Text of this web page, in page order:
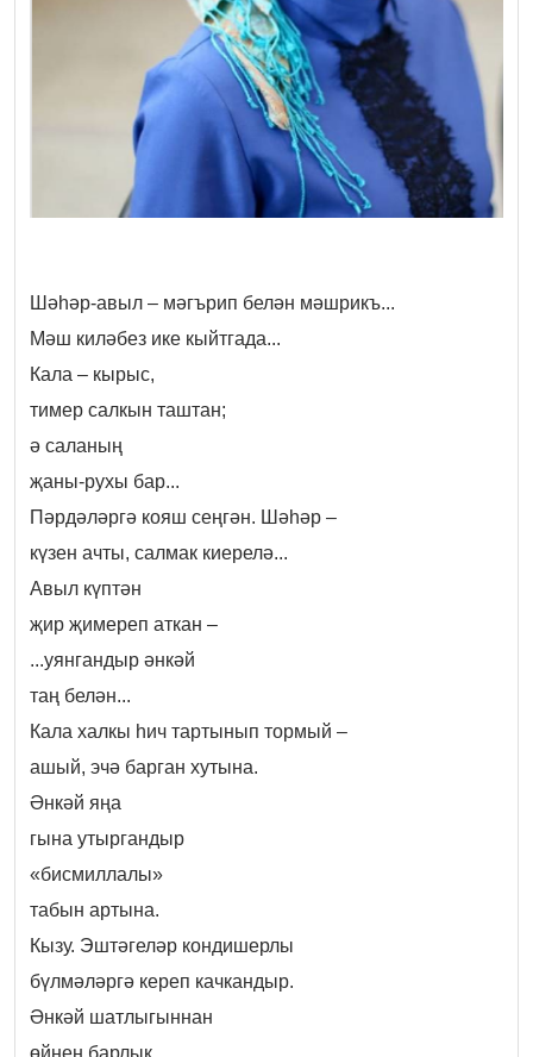
Шәһәр-авыл – мәгърип белән мәшрикъ...
Мәш киләбез ике кыйтгада...
Кала – кырыс,
тимер салкын таштан;
ә саланың
җаны-рухы бар...
Пәрдәләргә кояш сеңгән. Шәһәр –
күзен ачты, салмак киерелә...
Авыл күптән
җир җимереп аткан –
...уянгандыр әнкәй
таң белән...
Кала халкы һич тартынып тормый –
ашый, эчә барган хутына.
Әнкәй яңа
гына утыргандыр
«бисмиллалы»
табын артына.
Кызу. Эштәгеләр кондишерлы
бүлмәләргә кереп качкандыр.
Әнкәй шатлыгыннан